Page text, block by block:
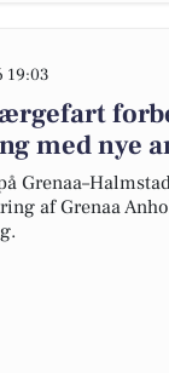
19:03
med nye
af Grenaa